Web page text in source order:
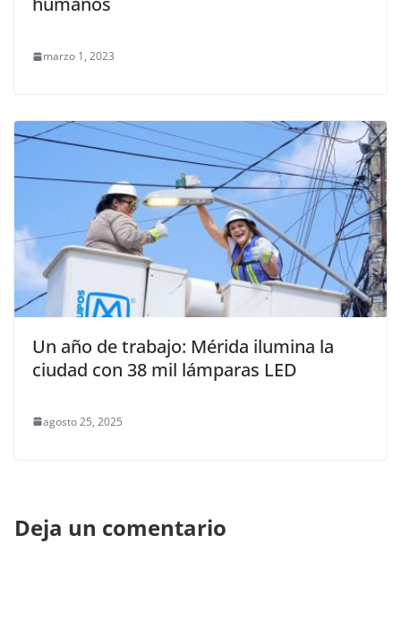
marzo 1, 2023
Un año de trabajo: Mérida ilumina la
ciudad con 38 mil lámparas LED
agosto 25, 2025
Deja un comentario